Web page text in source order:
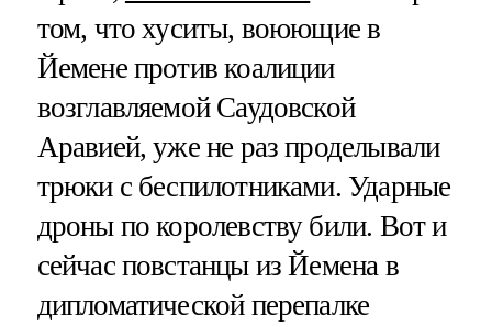
том, что хуситы, воюющие в
Йемене против коалиции
возглавляемой Саудовской
Аравией, уже не раз проделывали
трюки с беспилотниками. Ударные
дроны по королевству били. Вот и
сейчас повстанцы из Йемена в
дипломатической перепалке